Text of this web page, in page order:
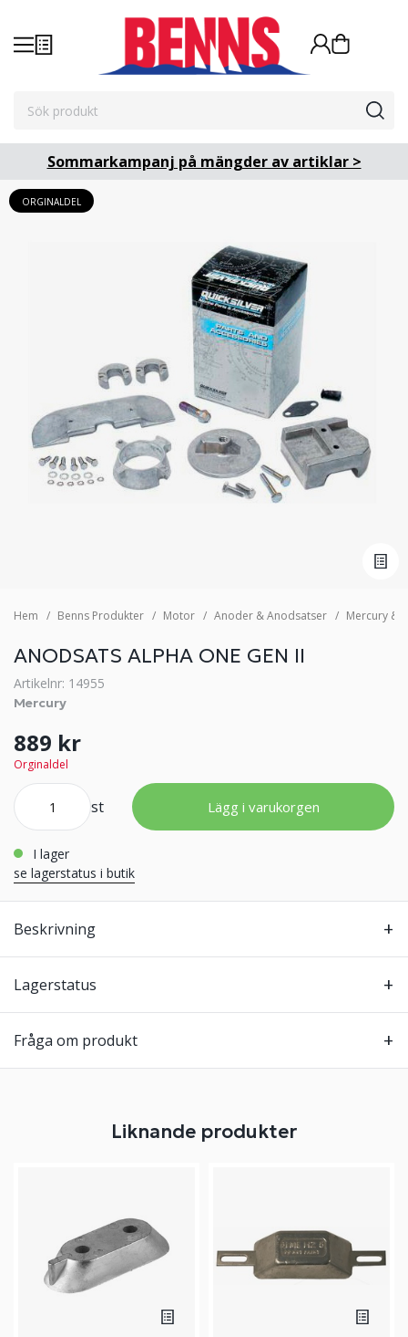
Sommarkampanj på mängder av artiklar >
ORGINALDEL
Hem Benns Produkter Motor Anoder & Anodsatser Mercury &
ANODSATS ALPHA ONE GEN II
Artikelnr: 14955
Mercury
889 kr
Orginaldel
st Lägg i varukorgen
i lager
se lagerstatus i butik
Beskrivning
Lagerstatus
Fråga om produkt
Liknande produkter